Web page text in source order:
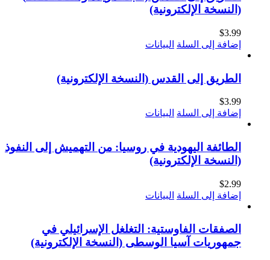
(النسخة الإلكترونية)
$3.99
إضافة إلى السلة البيانات
الطريق إلى القدس (النسخة الإلكترونية)
$3.99
إضافة إلى السلة البيانات
الطائفة اليهودية في روسيا: من التهميش إلى النفوذ
(النسخة الإلكترونية)
$2.99
إضافة إلى السلة البيانات
الصفقات الفاوستية: التغلغل الإسرائيلي في
جمهوريات آسيا الوسطى (النسخة الإلكترونية)